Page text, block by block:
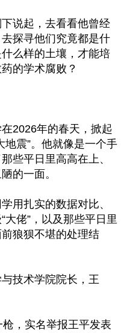
说起，去看看他曾经
探寻他们究竟都是什
么样的土壤，才能培
的学术腐败？
2026年的春天，掀起
地震”。他就像是一个手
些平日里高高在上、
的一面。
用扎实的数据对比、
佬”，以及那些平日里
狼狈不堪的处理结
技术学院院长，王
，实名举报王平发表